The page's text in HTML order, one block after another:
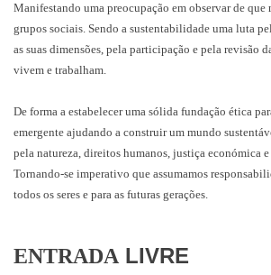
Manifestando uma preocupação em observar de que
grupos sociais. Sendo a sustentabilidade uma luta
as suas dimensões, pela participação e pela revisão
vivem e trabalham.
De forma a estabelecer uma sólida fundação ética
emergente ajudando a construir um mundo
pela natureza, direitos humanos, justiça económica
Tornando-se imperativo que assumamos
todos os seres e para as futuras gerações.
ENTRADA LIVRE